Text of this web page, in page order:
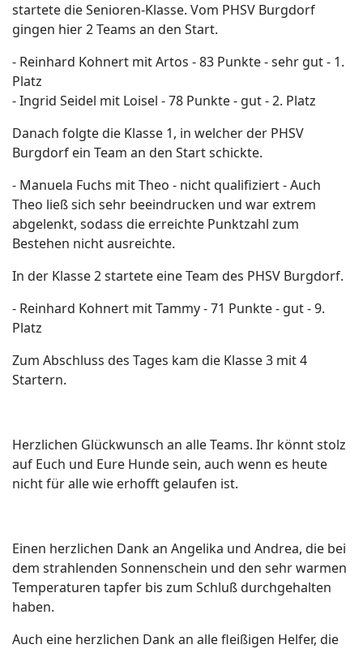
startete die Senioren-Klasse. Vom PHSV Burgdorf
gingen hier 2 Teams an den Start.
- Reinhard Kohnert mit Artos - 83 Punkte - sehr gut - 1.
Platz
- Ingrid Seidel mit Loisel - 78 Punkte - gut - 2. Platz
Danach folgte die Klasse 1, in welcher der PHSV
Burgdorf ein Team an den Start schickte.
- Manuela Fuchs mit Theo - nicht qualifiziert - Auch
Theo ließ sich sehr beeindrucken und war extrem
abgelenkt, sodass die erreichte Punktzahl zum
Bestehen nicht ausreichte.
In der Klasse 2 startete eine Team des PHSV Burgdorf.
- Reinhard Kohnert mit Tammy - 71 Punkte - gut - 9.
Platz
Zum Abschluss des Tages kam die Klasse 3 mit 4
Startern.
Herzlichen Glückwunsch an alle Teams. Ihr könnt stolz
auf Euch und Eure Hunde sein, auch wenn es heute
nicht für alle wie erhofft gelaufen ist.
Einen herzlichen Dank an Angelika und Andrea, die bei
dem strahlenden Sonnenschein und den sehr warmen
Temperaturen tapfer bis zum Schluß durchgehalten
haben.
Auch eine herzlichen Dank an alle fleißigen Helfer, die